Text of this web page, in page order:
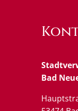
Bad